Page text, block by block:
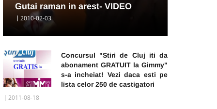
Gutai raman in arest- VIDEO
2010-02-03
Concursul "Stiri de Cluj iti da
abonament GRATUIT la Gimmy"
s-a incheiat! Vezi daca esti pe
lista celor 250 de castigatori
2011-08-18